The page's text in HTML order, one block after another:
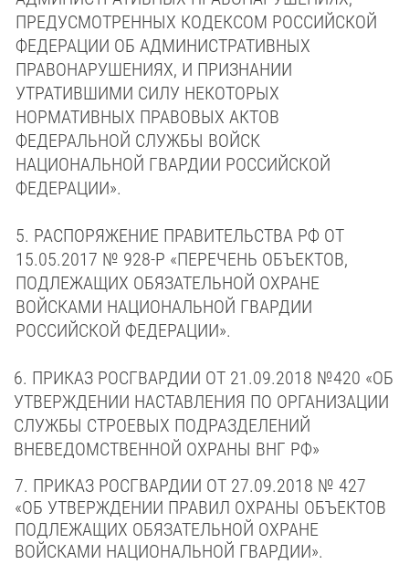
ПРЕДУСМОТРЕННЫХ КОДЕКСОМ РОССИЙСКОЙ
ФЕДЕРАЦИИ ОБ АДМИНИСТРАТИВНЫХ
ПРАВОНАРУШЕНИЯХ, И ПРИЗНАНИИ
УТРАТИВШИМИ СИЛУ НЕКОТОРЫХ
НОРМАТИВНЫХ ПРАВОВЫХ АКТОВ
ФЕДЕРАЛЬНОЙ СЛУЖБЫ ВОЙСК
НАЦИОНАЛЬНОЙ ГВАРДИИ РОССИЙСКОЙ
ФЕДЕРАЦИИ».
5. РАСПОРЯЖЕНИЕ ПРАВИТЕЛЬСТВА РФ ОТ
15.05.2017 № 928-Р «ПЕРЕЧЕНЬ ОБЪЕКТОВ,
ПОДЛЕЖАЩИХ ОБЯЗАТЕЛЬНОЙ ОХРАНЕ
ВОЙСКАМИ НАЦИОНАЛЬНОЙ ГВАРДИИ
РОССИЙСКОЙ ФЕДЕРАЦИИ».
6. ПРИКАЗ РОСГВАРДИИ ОТ 21.09.2018 №420 «ОБ
УТВЕРЖДЕНИИ НАСТАВЛЕНИЯ ПО ОРГАНИЗАЦИИ
СЛУЖБЫ СТРОЕВЫХ ПОДРАЗДЕЛЕНИЙ
ВНЕВЕДОМСТВЕННОЙ ОХРАНЫ ВНГ РФ»
7. ПРИКАЗ РОСГВАРДИИ ОТ 27.09.2018 № 427
«ОБ УТВЕРЖДЕНИИ ПРАВИЛ ОХРАНЫ ОБЪЕКТОВ
ПОДЛЕЖАЩИХ ОБЯЗАТЕЛЬНОЙ ОХРАНЕ
ВОЙСКАМИ НАЦИОНАЛЬНОЙ ГВАРДИИ».